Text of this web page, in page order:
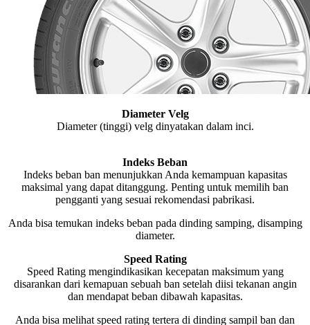
Diameter Velg
Diameter (tinggi) velg dinyatakan dalam inci.
Indeks Beban
Indeks beban ban menunjukkan Anda kemampuan kapasitas
maksimal yang dapat ditanggung. Penting untuk memilih ban
pengganti yang sesuai rekomendasi pabrikasi.
Anda bisa temukan indeks beban pada dinding samping, disamping
diameter.
Speed Rating
Speed Rating mengindikasikan kecepatan maksimum yang
disarankan dari kemapuan sebuah ban setelah diisi tekanan angin
dan mendapat beban dibawah kapasitas.
Anda bisa melihat speed rating tertera di dinding sampil ban dan